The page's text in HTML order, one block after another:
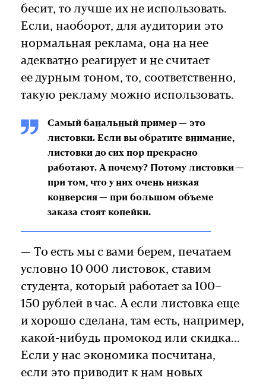
бесит, то лучше их не использовать.
Если, наоборот, для аудитории это
нормальная реклама, она на нее
адекватно реагирует и не считает
ее дурным тоном, то, соответственно,
такую рекламу можно использовать.
Самый банальный пример — это
листовки. Если вы обратите внимание,
листовки до сих пор прекрасно
работают. А почему? Потому листовки —
при том, что у них очень низкая
конверсия — при большом объеме
заказа стоят копейки.
— То есть мы с вами берем, печатаем
условно 10 000 листовок, ставим
студента, который работает за 100–
150 рублей в час. А если листовка еще
и хорошо сделана, там есть, например,
какой-нибудь промокод или скидка...
Если у нас экономика посчитана,
если это приводит к нам новых